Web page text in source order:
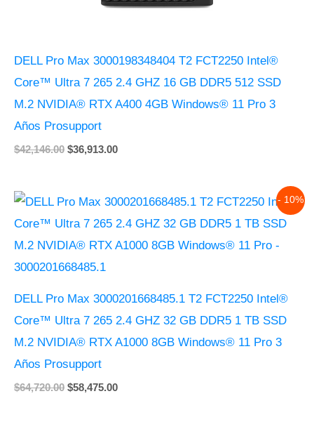
DELL Pro Max 3000198348404 T2 FCT2250 Intel®
Core™ Ultra 7 265 2.4 GHZ 16 GB DDR5 512 SSD
M.2 NVIDIA® RTX A400 4GB Windows® 11 Pro 3
Años Prosupport
$42,146.00 $36,913.00
- 10%
DELL Pro Max 3000201668485.1 T2 FCT2250 Intel®
Core™ Ultra 7 265 2.4 GHZ 32 GB DDR5 1 TB SSD
M.2 NVIDIA® RTX A1000 8GB Windows® 11 Pro 3
Años Prosupport
$64,720.00
Original
was:
$58,475.00
Current
is: